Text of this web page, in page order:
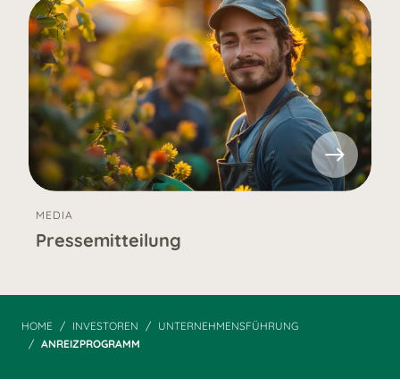
MEDIA
Pressemitteilung
HOME INVESTOREN
UNTERNEHMENSFÜHRUNG
ANREIZPROGRAMM